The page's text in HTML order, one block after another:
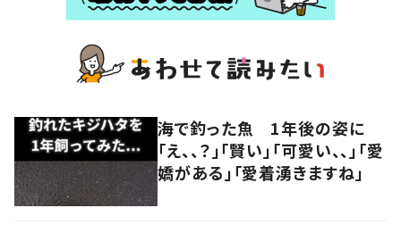
海で釣った魚 1年後の姿に
「え、、？」「賢い」「可愛い、、」「愛
嬌がある」「愛着湧きますね」